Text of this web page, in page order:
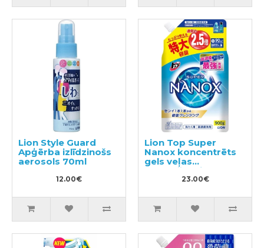
Lion Style Guard
Apģērba izlīdzinošs
aerosols 70ml
12.00€
Lion Top Super
Nanox koncentrēts
gels veļas
mazgāšanai,
pildviela 900g
23.00€